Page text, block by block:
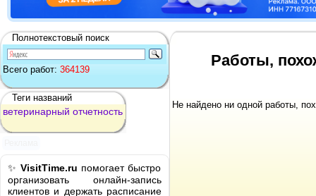
Полнотекстовый поиск
Всего работ: 364139
Теги названий
ветеринарный отчетность
✨ VisitTime.ru помогает быстро
организовать онлайн-запись
клиентов и держать расписание
Работы,
Не найдено ни одной работы,